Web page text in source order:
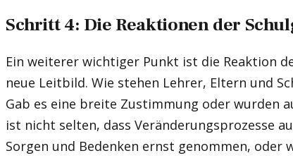
Schritt 4: Die Reaktionen der
Ein weiterer wichtiger Punkt ist die Reaktion
neue Leitbild. Wie stehen Lehrer, Eltern und
Gab es eine breite Zustimmung oder wurden
ist nicht selten, dass Veränderungsprozesse
Sorgen und Bedenken ernst genommen, oder